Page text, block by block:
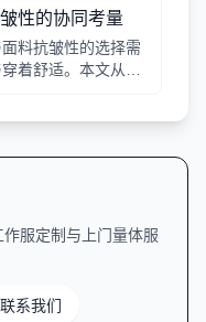
性的协同考量
料抗皱性的选择需
着舒适。本文从领
服定制与上门量体服
联系我们